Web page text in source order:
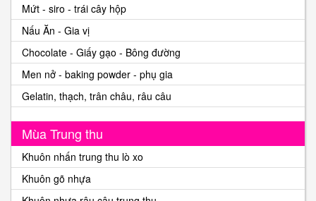
Mứt - siro - trái cây hộp
Nấu Ăn - Gia vị
Chocolate - Giấy gạo - Bông đường
Men nở - baking powder - phụ gia
Gelatin, thạch, trân châu, râu câu
Mùa Trung thu
Khuôn nhấn trung thu lò xo
Khuôn gõ nhựa